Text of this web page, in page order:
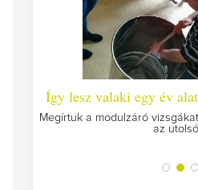
Így lesz valaki egy év
Megírtuk a modulzáró
az